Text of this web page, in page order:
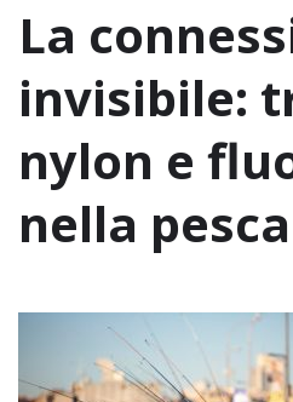
La
invisibile:
nylon e
nella